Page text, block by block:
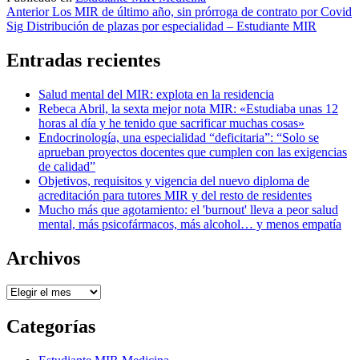
Navegación
de
entradas
Anterior Los MIR de último año, sin prórroga de contrato por Covid
Sig Distribución de plazas por especialidad – Estudiante MIR
Entradas recientes
Salud mental del MIR: explota en la residencia
Rebeca Abril, la sexta mejor nota MIR: «Estudiaba unas 12
horas al día y he tenido que sacrificar muchas cosas»
Endocrinología, una especialidad “deficitaria”: “Solo se
aprueban proyectos docentes que cumplen con las exigencias
de calidad”
Objetivos, requisitos y vigencia del nuevo diploma de
acreditación para tutores MIR y del resto de residentes
Mucho más que agotamiento: el 'burnout' lleva a peor salud
mental, más psicofármacos, más alcohol… y menos empatía
Archivos
Archivos
Categorías